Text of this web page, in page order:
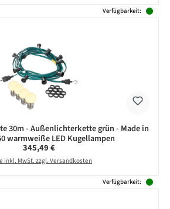
Verfügbarkeit:
30m - Außenlichterkette grün - Made in
warmweiße LED Kugellampen
Regulärer Preis:
345,49 €
inkl. MwSt. zzgl. Versandkosten
Verfügbarkeit: